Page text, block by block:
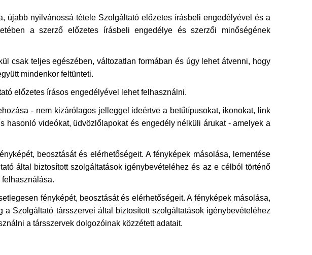
újabb nyilvánossá tétele Szolgáltató előzetes írásbeli engedélyével és a
a szerző előzetes írásbeli engedélye és szerzői minőségének
csak teljes egészében, változatlan formában és úgy lehet átvenni, hogy
mindenkor feltünteti.
előzetes írásos engedélyével lehet felhasználni.
- nem kizárólagos jelleggel ideértve a betűtípusokat, ikonokat, link
hasonló videókat, üdvözlőlapokat és engedély nélküli árukat - amelyek a
beosztását és elérhetőségeit. A fényképek másolása, lementése
által biztosított szolgáltatások igénybevételéhez és az e célból történő
fényképét, beosztását és elérhetőségeit. A fényképek másolása,
Szolgáltató társszervei által biztosított szolgáltatások igénybevételéhez
a társszervek dolgozóinak közzétett adatait.